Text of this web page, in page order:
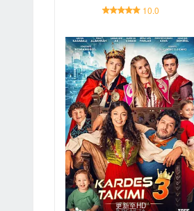
10.0
更新至HD